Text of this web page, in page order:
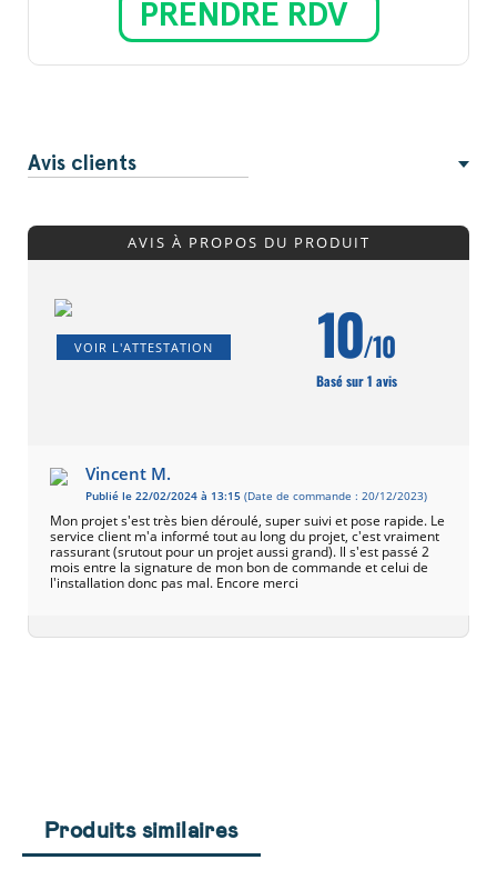
PRENDRE RDV
Avis clients
AVIS À PROPOS DU PRODUIT
VOIR L'ATTESTATION 10/10
Basé sur 1 avis
Vincent M.
Publié le 22/02/2024 à 13:15 (Date de commande : 20/12/2023)
Mon projet s'est très bien déroulé, super suivi et pose rapide. Le
service client m'a informé tout au long du projet, c'est vraiment
rassurant (srutout pour un projet aussi grand). Il s'est passé 2
mois entre la signature de mon bon de commande et celui de
l'installation donc pas mal. Encore merci
Produits similaires